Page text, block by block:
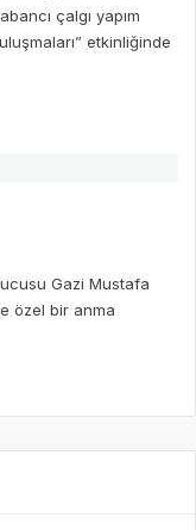
çalgı yapım
etkinliğinde
Gazi Mustafa
özel bir anma